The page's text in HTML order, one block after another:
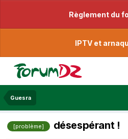
Règlement du
IPTV et
Guesra
[problème] désespérant !